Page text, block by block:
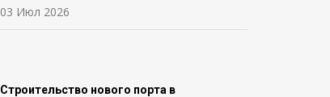
03 Июл 2026
Строительство нового порта в